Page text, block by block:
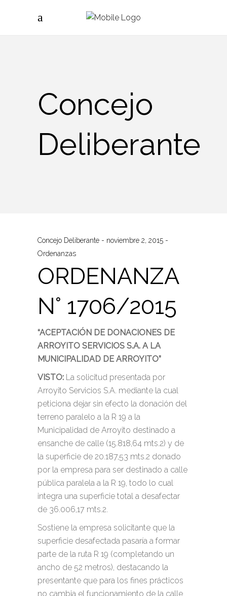
Concejo
Deliberante
Concejo Deliberante
noviembre 2, 2015
Ordenanzas
ORDENANZA
N° 1706/2015
“ACEPTACIÓN DE DONACIONES DE
ARROYITO SERVICIOS S.A. A LA
MUNICIPALIDAD DE ARROYITO”
VISTO: La solicitud presentada por
Arroyito Servicios S.A. mediante la cual
peticiona dejar sin efecto la donación del
terreno paralelo a la R 19 a la
Municipalidad de Arroyito destinado a
ensanche de calle (15.818,64 mts.2) y de
la superficie de 20.187,53 mts.2 donado
por la empresa para ser destinado a calle
pública paralela a la R 19, todo lo cual
integra una superficie total a desafectar
de 36.006,17 mts.2.
Sostiene la empresa solicitante que la
superficie desafectada pasaría a formar
parte de la ruta R 19 (completando un
ancho de 52 metros), destacando la
presentante que para los fines prácticos
no cambia el funcionamiento de la calle